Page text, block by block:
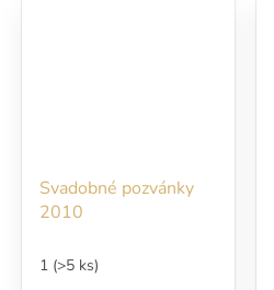
Svadobné pozvánky
2010
1 (>5 ks)